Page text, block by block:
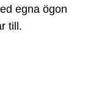
egna ögon
till.